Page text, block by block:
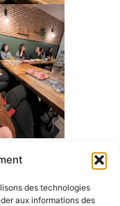
des technologies
aux informations des